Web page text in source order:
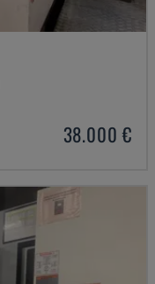
38.000 €